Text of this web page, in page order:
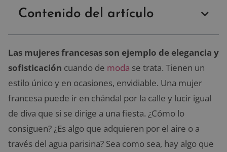
Contenido del artículo
Las mujeres francesas son ejemplo de elegancia y
sofisticación cuando de moda se trata. Tienen un
estilo único y en ocasiones, envidiable. Una mujer
francesa puede ir en chándal por la calle y lucir igual
de diva que si se dirige a una fiesta. ¿Cómo lo
consiguen? ¿Es algo que adquieren por el aire o a
través del agua parisina? Sea como sea, hay algo que